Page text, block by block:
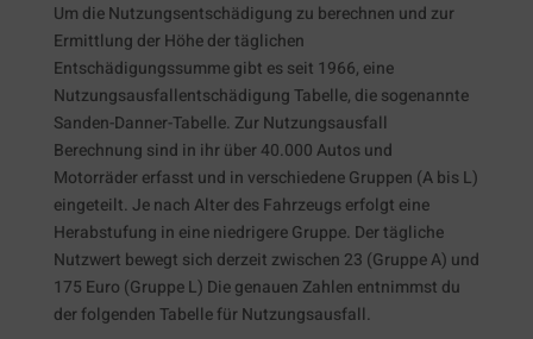
Um die Nutzungsentschädigung zu berechnen und zur
Ermittlung der Höhe der täglichen
Entschädigungssumme gibt es seit 1966, eine
Nutzungsausfallentschädigung Tabelle, die sogenannte
Sanden-Danner-Tabelle. Zur Nutzungsausfall
Berechnung sind in ihr über 40.000 Autos und
Motorräder erfasst und in verschiedene Gruppen (A bis L)
eingeteilt. Je nach Alter des Fahrzeugs erfolgt eine
Herabstufung in eine niedrigere Gruppe. Der tägliche
Nutzwert bewegt sich derzeit zwischen 23 (Gruppe A) und
175 Euro (Gruppe L) Die genauen Zahlen entnimmst du
der folgenden Tabelle für Nutzungsausfall.